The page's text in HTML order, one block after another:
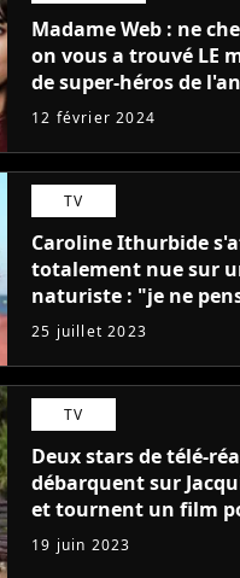
Madame Web : ne
on vous a trouvé LE
de super-héros de
12 février 2024
TV
Caroline Ithurbide
totalement nue sur
naturiste : "je ne
j'arriverais à le faire..."
25 juillet 2023
TV
Deux stars de télé-
débarquent sur
et tournent un film
premières images du
(exclu)
19 juin 2023